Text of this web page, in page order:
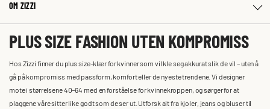
OM ZIZZI
PLUS SIZE FASHION UTEN KOMPROMISS
Hos Zizzi finner du plus size-klær for kvinner som vil kle seg akkurat slik de vil – uten å
gå på kompromiss med passform, komfort eller de nyeste trendene. Vi designer
mote i størrelsene 40–64 med en forståelse for kvinnekroppen, og sørger for at
plaggene våre sitter like godt som de ser ut. Utforsk alt fra kjoler, jeans og bluser til